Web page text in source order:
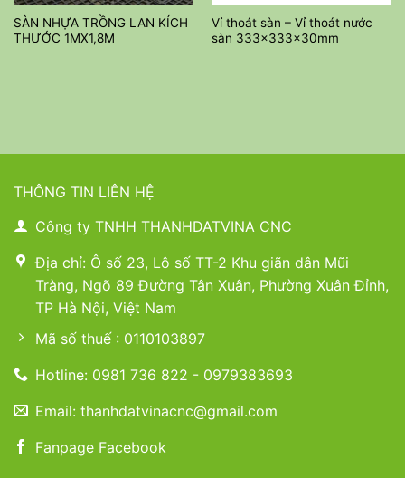
SÀN NHỰA TRỒNG LAN KÍCH
THƯỚC 1MX1,8M
Vỉ thoát sàn – Vỉ thoát nước
sàn 333x333x30mm
THÔNG TIN LIÊN HỆ
Công ty TNHH THANHDATVINA CNC
Địa chỉ: Ô số 23, Lô số TT-2 Khu giãn dân Mũi
Tràng, Ngõ 89 Đường Tân Xuân, Phường Xuân Đỉnh,
TP Hà Nội, Việt Nam
Mã số thuế : 0110103897
Hotline: 0981 736 822 - 0979383693
Email: thanhdatvinacnc@gmail.com
Fanpage Facebook